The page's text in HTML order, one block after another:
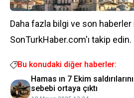
Daha fazla bilgi ve son haberler
SonTurkHaber.com'ı takip edin.
Bu konudaki diğer haberler:
Hamas ın 7 Ekim
sebebi ortaya çıktı